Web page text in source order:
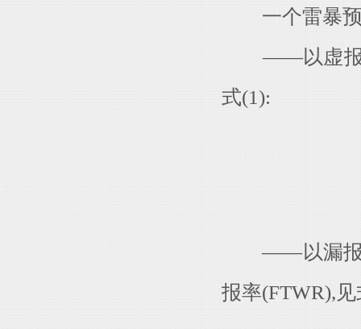
一个雷暴预
——以虚报数
式(1):
——以漏报次
报率(FTWR),见